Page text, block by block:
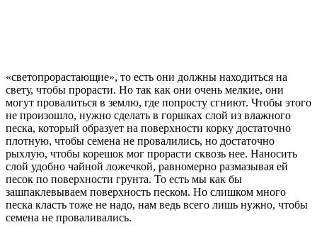
«светопрорастающие», то есть они должны находиться на
свету, чтобы прорасти. Но так как они очень мелкие, они
могут провалиться в землю, где попросту сгниют. Чтобы этого
не произошло, нужно сделать в горшках слой из влажного
песка, который образует на поверхности корку достаточно
плотную, чтобы семена не провалились, но достаточно
рыхлую, чтобы корешок мог прорасти сквозь нее. Наносить
слой удобно чайной ложечкой, равномерно размазывая ей
песок по поверхности грунта. То есть мы как бы
зашпаклевываем поверхность песком. Но слишком много
песка класть тоже не надо, нам ведь всего лишь нужно, чтобы
семена не проваливались.